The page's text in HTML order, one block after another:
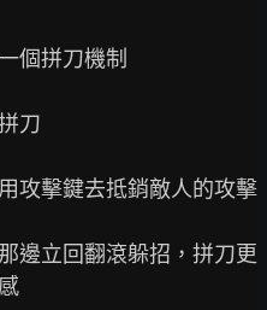
個拼刀機制
刀
攻擊鍵去抵銷敵人的攻擊
邊立回翻滾躲招，拼刀更